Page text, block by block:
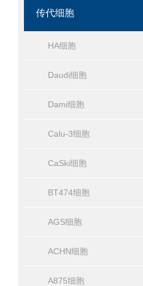
传代细胞
HA细胞
Daudi细胞
Dami细胞
Calu-3细胞
CaSki细胞
BT474细胞
AGS细胞
ACHN细胞
A875细胞